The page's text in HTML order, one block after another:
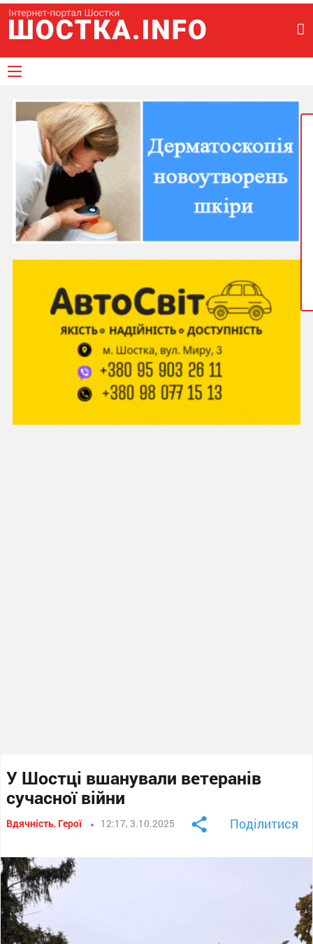
У Шостці вшанували ветеранів
сучасної війни
Вдячність, Герої 12:17, 3.10.2025 Поділитися